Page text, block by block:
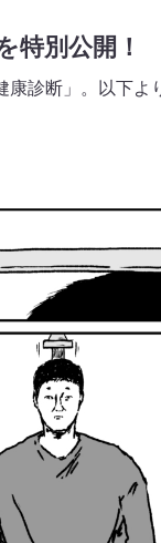
特別公開！
康診断」。以下よ